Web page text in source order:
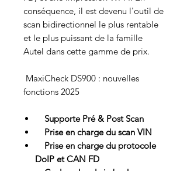
conséquence, il est devenu l'outil de
scan bidirectionnel le plus rentable
et le plus puissant de la famille
Autel dans cette gamme de prix.
MaxiCheck DS900 : nouvelles
fonctions 2025
Supporte Pré & Post Scan
Prise en charge du scan VIN
Prise en charge du protocole
DoIP et CAN FD